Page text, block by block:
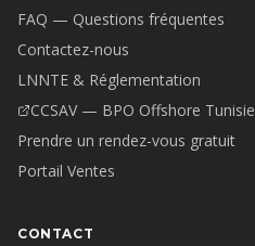
FAQ — Questions fréquentes
Contactez-nous
LNNTE & Réglementation
CCSAV — BPO Offshore Tunisie
Prendre un rendez-vous gratuit
Portail Ventes
CONTACT